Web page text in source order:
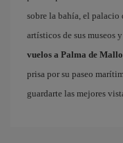
sobre la bahía, el palacio
artísticos de sus museos
vuelos a Palma de
prisa por su paseo
guardarte las mejores